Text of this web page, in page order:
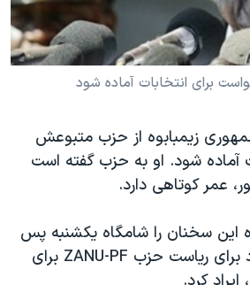
۲۰۲۴
اسرائیل
برای انتخابات آماده شود
زیمبابوه از حزب متبوعش
آماده شود. او به حزب گفته است
عمر کوتاهی دارد.
این سخنان را شامگاه یکشنبه پس
از انتخاب شدن مجدد برای ریاست حزب ZANU-PF برای